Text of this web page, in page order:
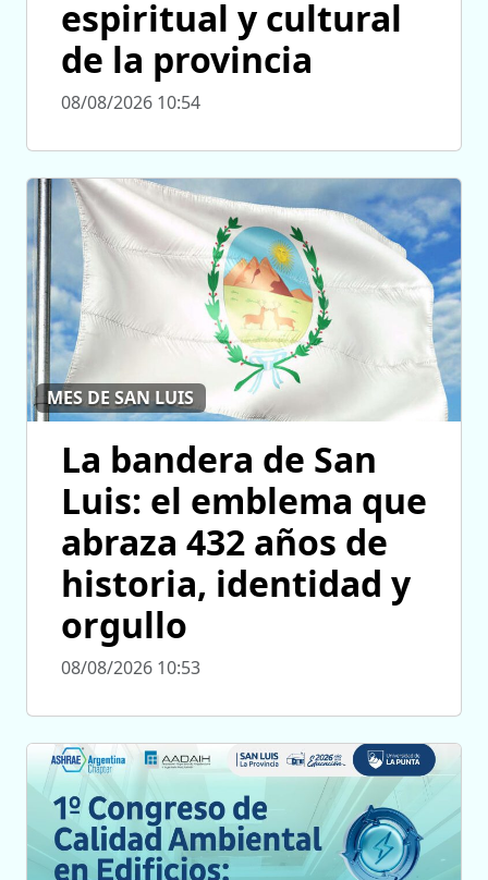
espiritual y cultural
de la provincia
08/08/2026 10:54
MES DE SAN LUIS
La bandera de San
Luis: el emblema que
abraza 432 años de
historia, identidad y
orgullo
08/08/2026 10:53